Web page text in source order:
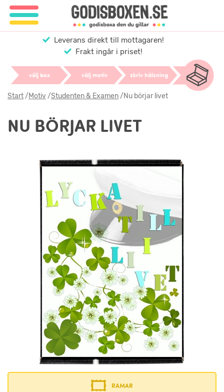
Leverans direkt till mottagaren!
Frakt ingår i priset!
välj box välj motiv skriv hälsning
Start/Motiv/Studenten & Examen/Nu börjar livet
NU BÖRJAR LIVET
RAMAR